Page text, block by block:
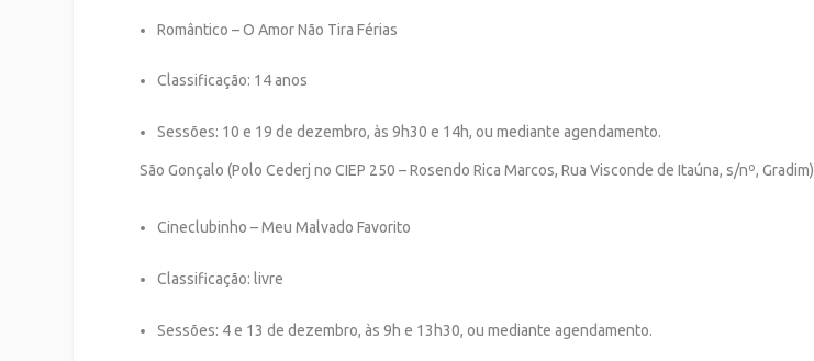
Romântico – O Amor Não Tira Férias
Classificação: 14 anos
Sessões: 10 e 19 de dezembro, às 9h30 e 14h, ou mediante agendamento.
São Gonçalo (Polo Cederj no CIEP 250 – Rosendo Rica Marcos, Rua Visconde de Itaúna, s/nº, Gradim)
Cineclubinho – Meu Malvado Favorito
Classificação: livre
Sessões: 4 e 13 de dezembro, às 9h e 13h30, ou mediante agendamento.